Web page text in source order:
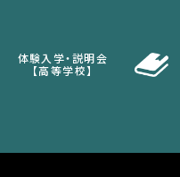
体験入学・説明会
【高等学校】